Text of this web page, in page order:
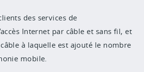
des services de
Internet par câble et sans fil, et
à laquelle est ajouté le nombre
mobile.